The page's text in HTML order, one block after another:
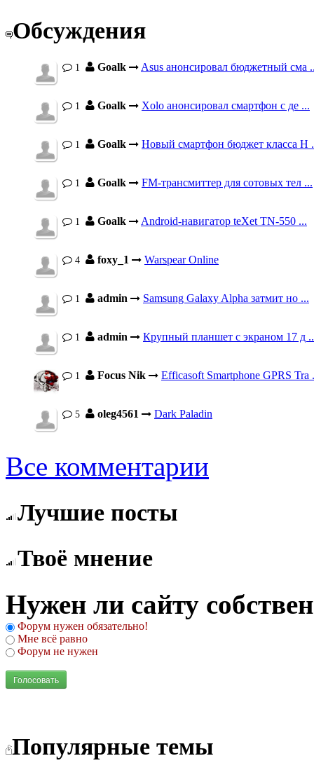
Обсуждения
1 Goalk Asus анонсировал бюджетный сма
1 Goalk Xolo анонсировал смартфон с де ...
1 Goalk Новый смартфон бюджет класса H
1 Goalk FM-трансмиттер для сотовых тел ...
1 Goalk Android-навигатор teXet TN-550 ...
4 foxy_1 Warspear Online
1 admin Samsung Galaxy Alpha затмит но ...
1 admin Крупный планшет с экраном 17 д
1 Focus Nik Efficasoft Smartphone GPRS Tra
5 oleg4561 Dark Paladin
Все комментарии
Лучшие посты
Твоё мнение
Нужен ли сайту
Форум нужен обязательно!
Мне всё равно
Форум не нужен
Голосовать
Популярные темы